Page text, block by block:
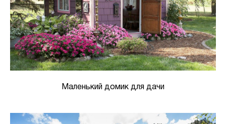
Маленький домик для дачи